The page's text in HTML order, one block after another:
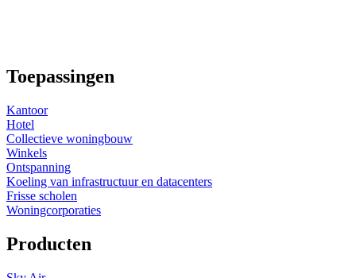
Toepassingen
Kantoor
Hotel
Collectieve woningbouw
Winkels
Ontspanning
Koeling van infrastructuur en datacenters
Frisse scholen
Woningcorporaties
Producten